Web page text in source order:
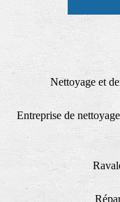
Nettoyage et
Entreprise de